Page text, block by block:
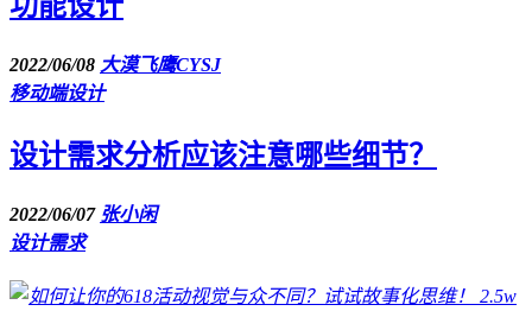
2022/06/08 大漠飞鹰CYSJ
移动端设计
设计需求分析应该注意哪些细节？
2022/06/07 张小闲
设计需求
2.5w